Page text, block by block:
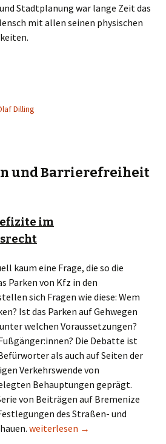
Stadtplanung war lange Zeit das
mit allen seinen physischen
am Fahrzeugverkehr
Dilling
und Barrierefreiheit
im
kaum eine Frage, die so die
Parken von Kfz in den
sich Fragen wie diese: Wem
Ist das Parken auf Gehwegen
welchen Voraussetzungen?
Die Debatte ist
als auch auf Seiten der
Verkehrswende von
Behauptungen geprägt.
von Beiträgen auf Bremenize
des Straßen- und
Gehwegparken und
weiterlesen →